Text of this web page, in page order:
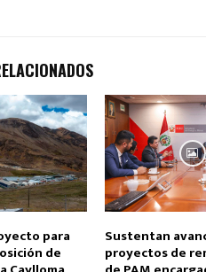
para
de
Sustentan
proyectos de